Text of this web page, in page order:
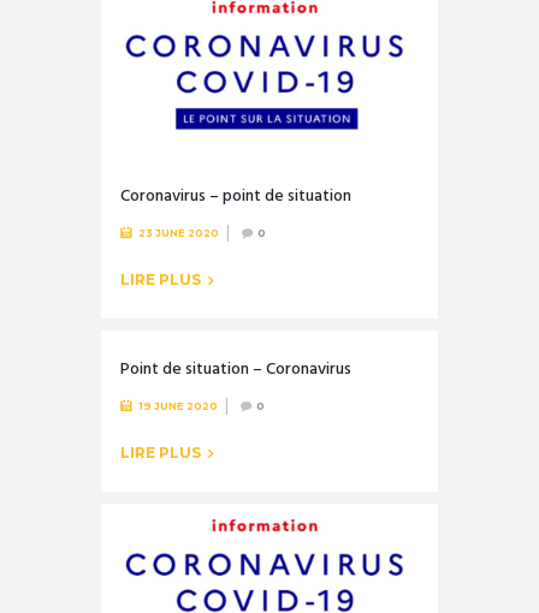
Coronavirus – point de situation
23 JUNE 2020 0
LIRE PLUS
Point de situation – Coronavirus
19 JUNE 2020 0
LIRE PLUS